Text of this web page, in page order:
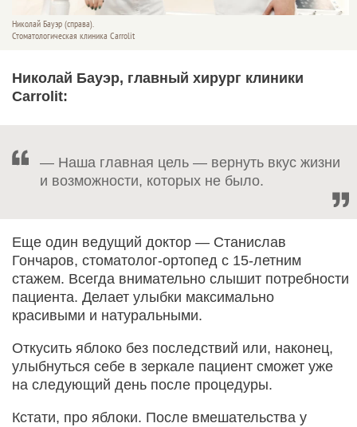
Николай Бауэр (справа).
Стоматологическая клиника Carrolit
Николай Бауэр, главный хирург клиники
Carrolit:
— Наша главная цель — вернуть вкус жизни
и возможности, которых не было.
Еще один ведущий доктор — Станислав
Гончаров, стоматолог-ортопед с 15-летним
стажем. Всегда внимательно слышит потребности
пациента. Делает улыбки максимально
красивыми и натуральными.
Откусить яблоко без последствий или, наконец,
улыбнуться себе в зеркале пациент сможет уже
на следующий день после процедуры.
Кстати, про яблоки. После вмешательства у